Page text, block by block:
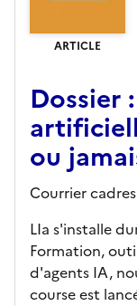
ARTICLE
Dossier
ou
Courrier
LIa s'installe
Formation,
d'agents IA,
course est